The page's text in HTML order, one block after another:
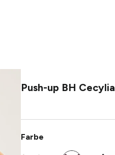
Push-up BH Cecylia
Farbe